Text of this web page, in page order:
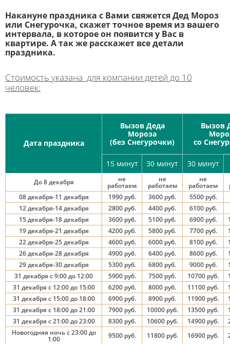
Накануне праздника с Вами свяжется Дед Мороз
или Снегурочка, скажет точное время из вашего
интервала, в которое он появится у Вас в
квартире. А так же расскажет все детали
праздника.
Стоимость указана для компании детей до 10
человек:
Дата праздника
Вызов Деда
Мороза
(без Снегурочки)
Вызов
со
15 минут 30 минут 30 минут
До 8 декабря не
работаем
не
работаем
не
работаем
08 декабря-11 декабря
1990 руб. 3600 руб. 5500 руб.
12 декабря-14 декабря
2800 руб. 4400 руб. 6100 руб.
15 декабря-18 декабря
3600 руб. 5100 руб. 6900 руб.
19 декабря-21 декабря
4200 руб. 5800 руб. 7700 руб.
22 декабря-25 декабря
4600 руб. 6000 руб. 8100 руб.
26 декабря-28 декабря
4900 руб. 6400 руб. 8600 руб.
29 декабря-30 декабря
5300 руб. 6800 руб. 9000 руб.
31 декабря с 9:00 до 12:00
5900 руб. 7500 руб. 10700 руб.
31 декабря с 12:00 до 15:00
6200 руб. 8000 руб. 11100 руб.
31 декабря с 15:00 до 18:00
6900 руб. 8900 руб. 11900 руб.
31 декабря с 18:00 до 21:00
7900 руб. 10000 руб. 13500 руб.
31 декабря с 21:00 до 23:00
8300 руб. 10600 руб. 14900 руб.
Новогодняя ночь с 23:00 до
1:00 9500 руб. 11800 руб. 16900 руб.